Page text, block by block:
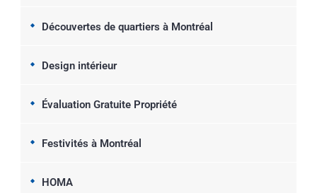
Découvertes de quartiers à Montréal
Design intérieur
Évaluation Gratuite Propriété
Festivités à Montréal
HOMA